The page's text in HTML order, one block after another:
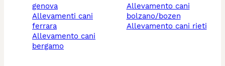
genova
allevamenti cani
ferrara
allevamento cani
bergamo
allevamento cani
bolzano/bozen
allevamento cani rieti